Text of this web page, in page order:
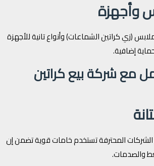
وأجهزة
(زي كراتين الشماعات) وأنواع تانية للأجهزة
إضافية.
مع شركة بيع كراتين
المحترفة تستخدم خامات قوية تضمن إن
والصدمات.